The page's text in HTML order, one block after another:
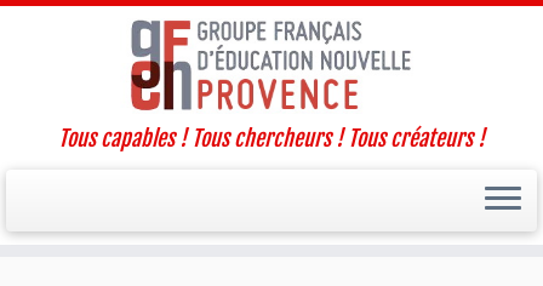
Tous capables ! Tous chercheurs ! Tous créateurs !